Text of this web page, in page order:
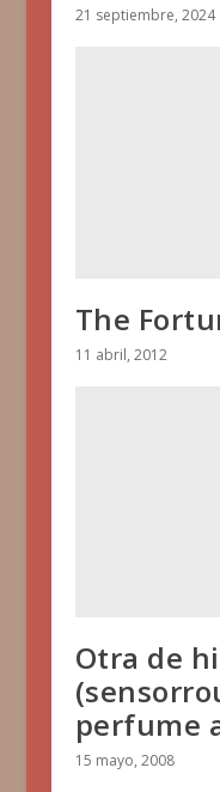
21 septiembre, 2024
The
11 abril, 2012
Otra de
perfume
15 mayo, 2008